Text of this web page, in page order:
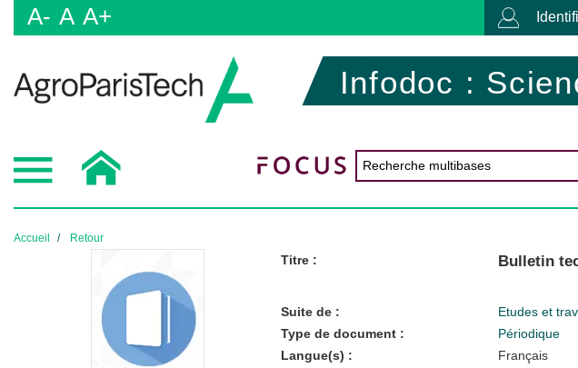
A- A A+
Infodoc :
Accueil Retour
Titre : Bulletin
Suite de :
Etudes et
Type de document :
Périodique
Langue(s) :
Français